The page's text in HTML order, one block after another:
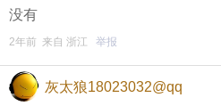
没有
2年前 来自 浙江 举报
灰太狼18023032@qq